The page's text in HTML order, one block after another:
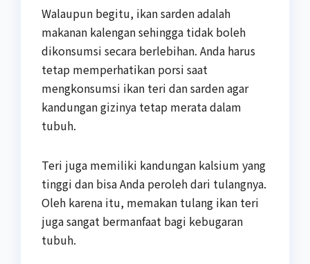
Walaupun begitu, ikan sarden adalah
makanan kalengan sehingga tidak boleh
dikonsumsi secara berlebihan. Anda harus
tetap memperhatikan porsi saat
mengkonsumsi ikan teri dan sarden agar
kandungan gizinya tetap merata dalam
tubuh.
Teri juga memiliki kandungan kalsium yang
tinggi dan bisa Anda peroleh dari tulangnya.
Oleh karena itu, memakan tulang ikan teri
juga sangat bermanfaat bagi kebugaran
tubuh.